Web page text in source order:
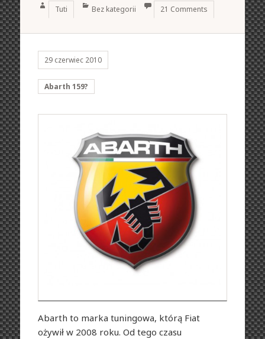
Author
Tuti Categories
Bez kategorii 21 Comments
29 czerwiec 2010
Abarth 159?
Abarth to marka tuningowa, którą Fiat
ożywił w 2008 roku. Od tego czasu